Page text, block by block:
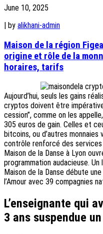
June 10, 2025
| by alikhani-admin
Maison de la région
origine et rôle de la
horaires, tarifs
Aujourd’hui, seuls les gains
cryptos doivent être
cession”, comme on les
305 euros de gain. Celles et
bitcoins, ou d’autres
contrôle renforcé des services
Maison de la Danse à Lyon
programmation audacieuse.
Maison de la Danse débute
l’Amour avec 39 compagnies
L’enseignante qui
3 ans suspendue